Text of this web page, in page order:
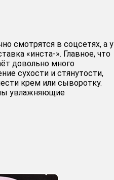
смотрятся в соцсетях, а у
«инста-». Главное, что
довольно много
сухости и стянутости,
крем или сыворотку.
увлажняющие